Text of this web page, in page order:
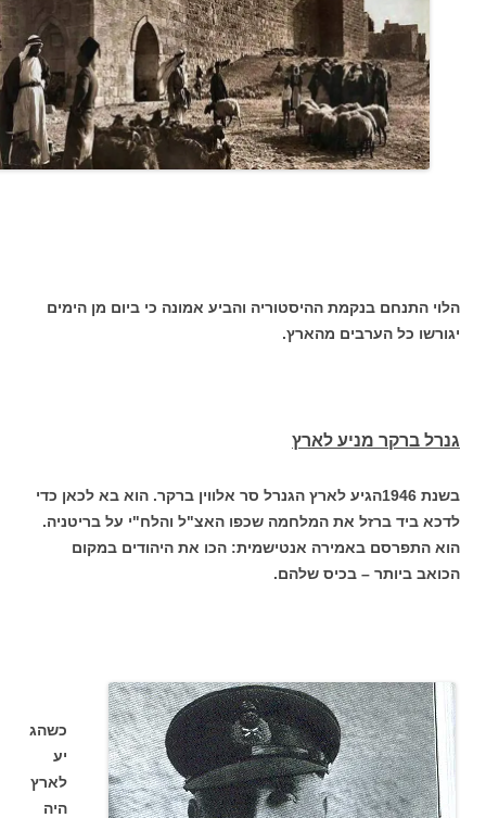
הלוי התנחם בנקמת ההיסטוריה והביע אמונה כי ביום מן הימים
יגורשו כל הערבים מהארץ.
גנרל ברקר מניע לארץ
בשנת 1946הגיע לארץ הגנרל סר אלווין ברקר. הוא בא לכאן כדי
לדכא ביד ברזל את המלחמה שכפו האצ"ל והלח"י על בריטניה.
הוא התפרסם באמירה אנטישמית: הכו את היהודים במקום
הכואב ביותר – בכיס שלהם.
כשהג
יע
לארץ
היה